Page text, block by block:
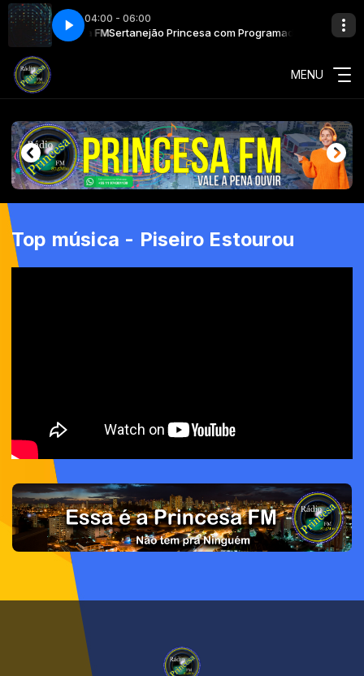
04:00 - 06:00
Princesa FMSertanejão Princesa com Programador Princesa FM
MENU
Top música - Piseiro Estourou